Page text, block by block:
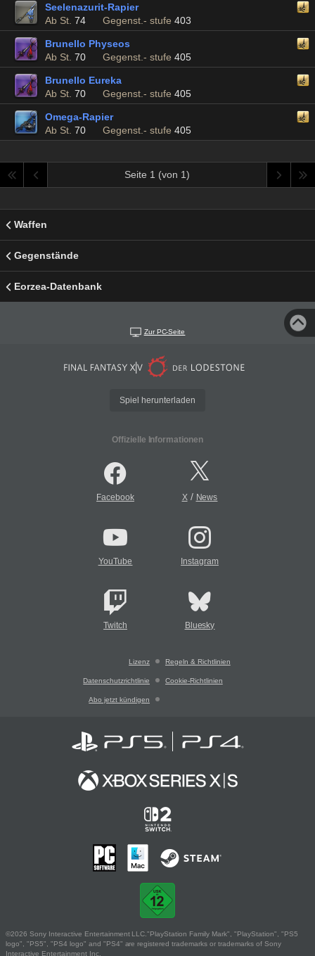
Seelenazurit-Rapier
Ab St. 74 Gegenst.- stufe 403
Brunello Physeos
Ab St. 70 Gegenst.- stufe 405
Brunello Eureka
Ab St. 70 Gegenst.- stufe 405
Omega-Rapier
Ab St. 70 Gegenst.- stufe 405
Seite 1 (von 1)
Waffen
Gegenstände
Eorzea-Datenbank
Zur PC-Seite
Spiel herunterladen
Offizielle Informationen
Facebook X/ News
YouTube Instagram
Twitch Bluesky
Lizenz Regeln & Richtlinien
Datenschutzrichtlinie Cookie-Richtlinien
Abo jetzt kündigen
©2026 Sony Interactive Entertainment LLC."PlayStation Family Mark", "PlayStation", "PS5
logo", "PS5", "PS4 logo" and "PS4" are registered trademarks or trademarks of Sony
Interactive Entertainment Inc.